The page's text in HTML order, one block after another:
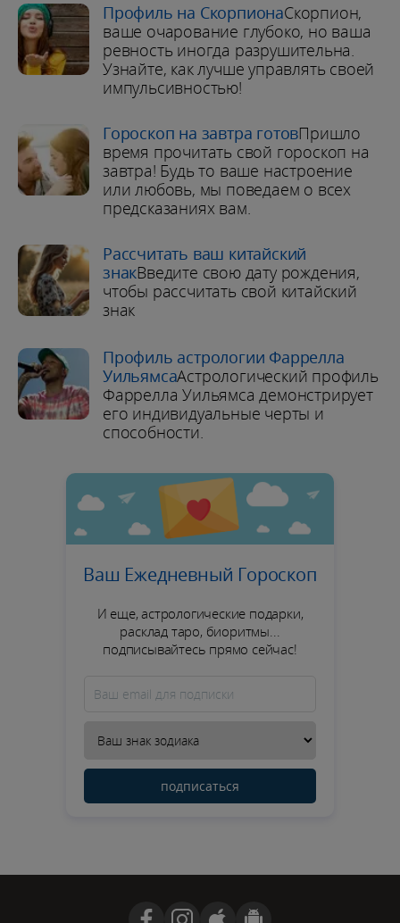
Профиль на СкорпионаСкорпион,
ваше очарование глубоко, но ваша
ревность иногда разрушительна.
Узнайте, как лучше управлять своей
импульсивностью!
Гороскоп на завтра готовПришло
время прочитать свой гороскоп на
завтра! Будь то ваше настроение
или любовь, мы поведаем о всех
предсказаниях вам.
Рассчитать ваш китайский
знакВведите свою дату рождения,
чтобы рассчитать свой китайский
знак
Профиль астрологии Фаррелла
УильямсаАстрологический профиль
Фаррелла Уильямса демонстрирует
его индивидуальные черты и
способности.
Ваш Ежедневный Гороскоп
И еще, астрологические подарки,
расклад таро, биоритмы...
подписывайтесь прямо сейчас!
подписаться